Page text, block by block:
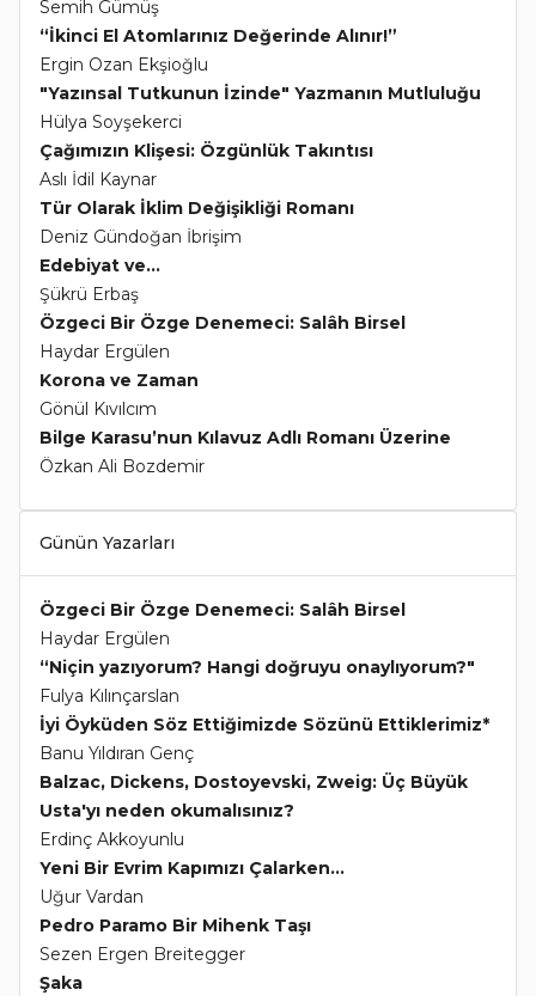
Semih Gümüş
“İkinci El Atomlarınız Değerinde Alınır!”
Ergin Ozan Ekşioğlu
"Yazınsal Tutkunun İzinde" Yazmanın Mutluluğu
Hülya Soyşekerci
Çağımızın Klişesi: Özgünlük Takıntısı
Aslı İdil Kaynar
Tür Olarak İklim Değişikliği Romanı
Deniz Gündoğan İbrişim
Edebiyat ve...
Şükrü Erbaş
Özgeci Bir Özge Denemeci: Salâh Birsel
Haydar Ergülen
Korona ve Zaman
Gönül Kıvılcım
Bilge Karasu’nun Kılavuz Adlı Romanı Üzerine
Özkan Ali Bozdemir
Günün Yazarları
Özgeci Bir Özge Denemeci: Salâh Birsel
Haydar Ergülen
“Niçin yazıyorum? Hangi doğruyu onaylıyorum?"
Fulya Kılınçarslan
İyi Öyküden Söz Ettiğimizde Sözünü Ettiklerimiz*
Banu Yıldıran Genç
Balzac, Dickens, Dostoyevski, Zweig: Üç Büyük
Usta'yı neden okumalısınız?
Erdinç Akkoyunlu
Yeni Bir Evrim Kapımızı Çalarken...
Uğur Vardan
Pedro Paramo Bir Mihenk Taşı
Sezen Ergen Breitegger
Şaka